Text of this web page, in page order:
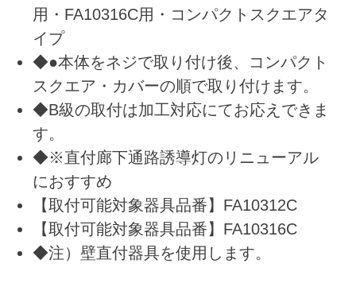
用・FA10316C用・コンパクトスクエアタ
イプ
◆●本体をネジで取り付け後、コンパクト
スクエア・カバーの順で取り付けます。
◆B級の取付は加工対応にてお応えできま
す。
◆※直付廊下通路誘導灯のリニューアル
におすすめ
【取付可能対象器具品番】FA10312C
【取付可能対象器具品番】FA10316C
◆注）壁直付器具を使用します。